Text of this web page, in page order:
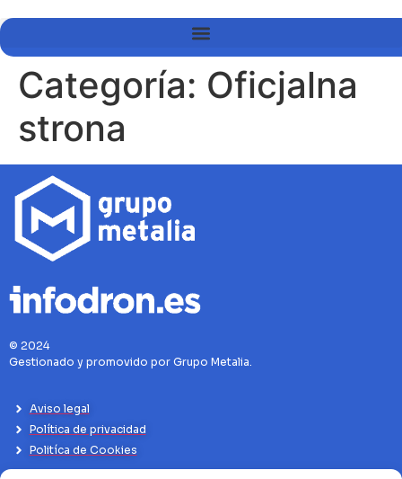
Categoría: Oficjalna
strona
© 2024
Gestionado y promovido por Grupo Metalia.
Aviso legal
Política de privacidad
Politíca de Cookies